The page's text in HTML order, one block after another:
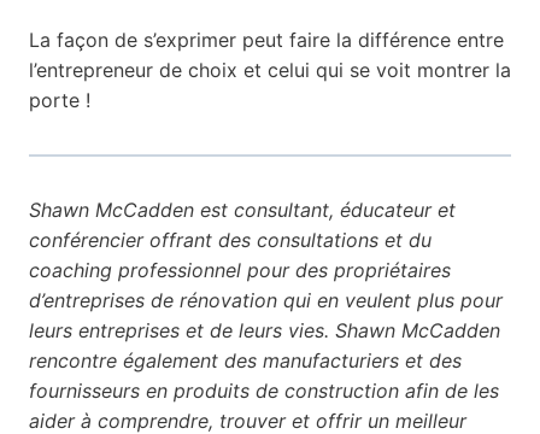
La façon de s’exprimer peut faire la différence entre
l’entrepreneur de choix et celui qui se voit montrer la
porte !
Shawn McCadden est consultant, éducateur et
conférencier offrant des consultations et du
coaching professionnel pour des propriétaires
d’entreprises de rénovation qui en veulent plus pour
leurs entreprises et de leurs vies. Shawn McCadden
rencontre également des manufacturiers et des
fournisseurs en produits de construction afin de les
aider à comprendre, trouver et offrir un meilleur